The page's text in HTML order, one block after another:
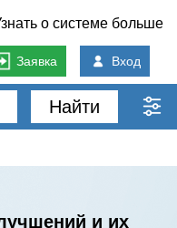
о системе больше
Заявка Вход
Найти
и их